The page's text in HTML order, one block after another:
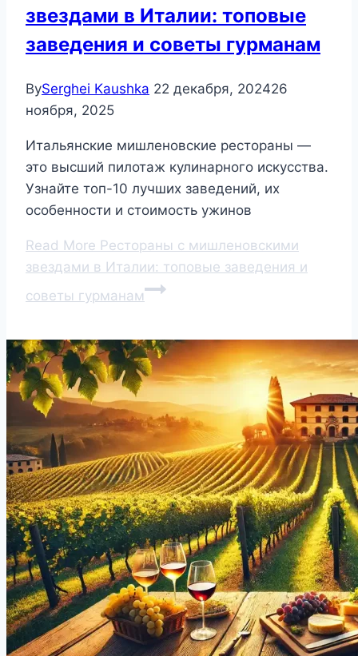
звездами в Италии: топовые
заведения и советы гурманам
BySerghei Kaushka 22 декабря, 202426
ноября, 2025
Итальянские мишленовские рестораны —
это высший пилотаж кулинарного искусства.
Узнайте топ-10 лучших заведений, их
особенности и стоимость ужинов
Read More Рестораны с мишленовскими
звездами в Италии: топовые заведения и
советы гурманам